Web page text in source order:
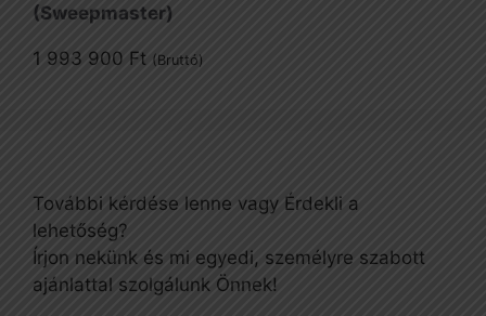
(Sweepmaster)
1 993 900 Ft (Bruttó)
További kérdése lenne vagy Érdekli a
lehetőség?
Írjon nekünk és mi egyedi, személyre szabott
ajánlattal szolgálunk Önnek!